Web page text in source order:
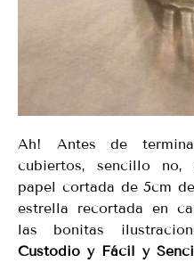
Ah! Antes de
cubiertos, sencillo
papel cortada de 5cm
estrella recortada en
las bonitas
Custodio y Fácil y